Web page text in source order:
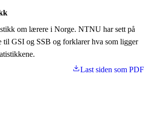
om lærere i Norge. NTNU har sett på
til GSI og SSB og forklarer hva som ligger
Last siden som PDF